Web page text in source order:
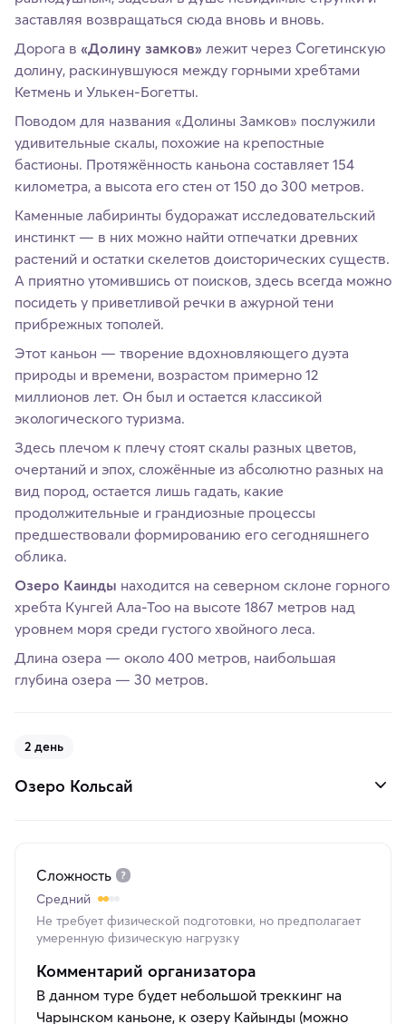
заставляя возвращаться сюда вновь и вновь.
Дорога в «Долину замков» лежит через Согетинскую
долину, раскинувшуюся между горными хребтами
Кетмень и Улькен-Богетты.
Поводом для названия «Долины Замков» послужили
удивительные скалы, похожие на крепостные
бастионы. Протяжённость каньона составляет 154
километра, а высота его стен от 150 до 300 метров.
Каменные лабиринты будоражат исследовательский
инстинкт — в них можно найти отпечатки древних
растений и остатки скелетов доисторических существ.
А приятно утомившись от поисков, здесь всегда можно
посидеть у приветливой речки в ажурной тени
прибрежных тополей.
Этот каньон — творение вдохновляющего дуэта
природы и времени, возрастом примерно 12
миллионов лет. Он был и остается классикой
экологического туризма.
Здесь плечом к плечу стоят скалы разных цветов,
очертаний и эпох, сложённые из абсолютно разных на
вид пород, остается лишь гадать, какие
продолжительные и грандиозные процессы
предшествовали формированию его сегодняшнего
облика.
Озеро Каинды находится на северном склоне горного
хребта Кунгей Ала‑Тоо на высоте 1867 метров над
уровнем моря среди густого хвойного леса.
Длина озера — около 400 метров, наибольшая
глубина озера — 30 метров.
2 день
Озеро Кольсай
Сложность
Средний
Не требует физической подготовки, но предполагает
умеренную физическую нагрузку
Комментарий организатора
В данном туре будет небольшой треккинг на
Чарынском каньоне, к озеру Кайынды (можно